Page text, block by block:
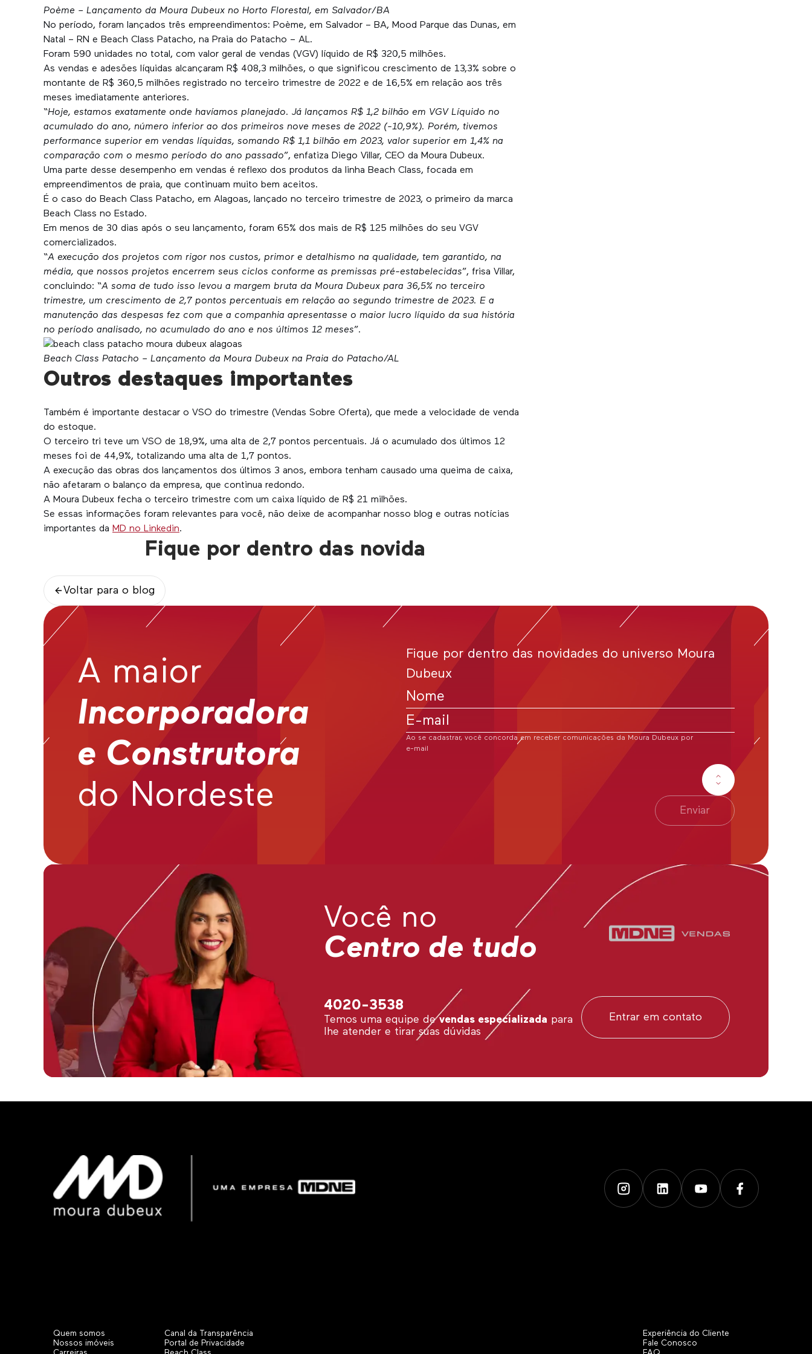
Poème – Lançamento da Moura Dubeux no Horto Florestal, em Salvador/BA
No período, foram lançados três empreendimentos: Poème, em Salvador – BA, Mood Parque das Dunas, em
Natal – RN e Beach Class Patacho, na Praia do Patacho – AL.
Foram 590 unidades no total, com valor geral de vendas (VGV) líquido de R$ 320,5 milhões.
As vendas e adesões líquidas alcançaram R$ 408,3 milhões, o que significou crescimento de 13,3% sobre o
montante de R$ 360,5 milhões registrado no terceiro trimestre de 2022 e de 16,5% em relação aos três
meses imediatamente anteriores.
“Hoje, estamos exatamente onde havíamos planejado. Já lançamos R$ 1,2 bilhão em VGV Líquido no
acumulado do ano, número inferior ao dos primeiros nove meses de 2022 (-10,9%). Porém, tivemos
performance superior em vendas líquidas, somando R$ 1,1 bilhão em 2023, valor superior em 1,4% na
comparação com o mesmo período do ano passado”, enfatiza Diego Villar, CEO da Moura Dubeux.
Uma parte desse desempenho em vendas é reflexo dos produtos da linha Beach Class, focada em
empreendimentos de praia, que continuam muito bem aceitos.
É o caso do Beach Class Patacho, em Alagoas, lançado no terceiro trimestre de 2023, o primeiro da marca
Beach Class no Estado.
Em menos de 30 dias após o seu lançamento, foram 65% dos mais de R$ 125 milhões do seu VGV
comercializados.
“A execução dos projetos com rigor nos custos, primor e detalhismo na qualidade, tem garantido, na
média, que nossos projetos encerrem seus ciclos conforme as premissas pré-estabelecidas”, frisa Villar,
concluindo: “A soma de tudo isso levou a margem bruta da Moura Dubeux para 36,5% no terceiro
trimestre, um crescimento de 2,7 pontos percentuais em relação ao segundo trimestre de 2023. E a
manutenção das despesas fez com que a companhia apresentasse o maior lucro líquido da sua história
no período analisado, no acumulado do ano e nos últimos 12 meses”.
Beach Class Patacho – Lançamento da Moura Dubeux na Praia do Patacho/AL
Outros destaques importantes
Também é importante destacar o VSO do trimestre (Vendas Sobre Oferta), que mede a velocidade de venda
do estoque.
O terceiro tri teve um VSO de 18,9%, uma alta de 2,7 pontos percentuais. Já o acumulado dos últimos 12
meses foi de 44,9%, totalizando uma alta de 1,7 pontos.
A execução das obras dos lançamentos dos últimos 3 anos, embora tenham causado uma queima de caixa,
não afetaram o balanço da empresa, que continua redondo.
A Moura Dubeux fecha o terceiro trimestre com um caixa líquido de R$ 21 milhões.
Se essas informações foram relevantes para você, não deixe de acompanhar nosso blog e outras notícias
importantes da MD no Linkedin.
Fique por dentro das novida
Voltar para o blog
A maior
Incorporadora
e Construtora
do Nordeste
Fique por dentro das novidades do universo Moura
Dubeux
Ao se cadastrar, você concorda em receber comunicações da Moura Dubeux por
e-mail
Enviar
Você no
Centro de tudo
4020-3538
Temos uma equipe de vendas especializada para
lhe atender e tirar suas dúvidas
Entrar em contato
Quem somos
Nossos imóveis
Canal da Transparência
Portal de Privacidade
Experiência do Cliente
Fale Conosco